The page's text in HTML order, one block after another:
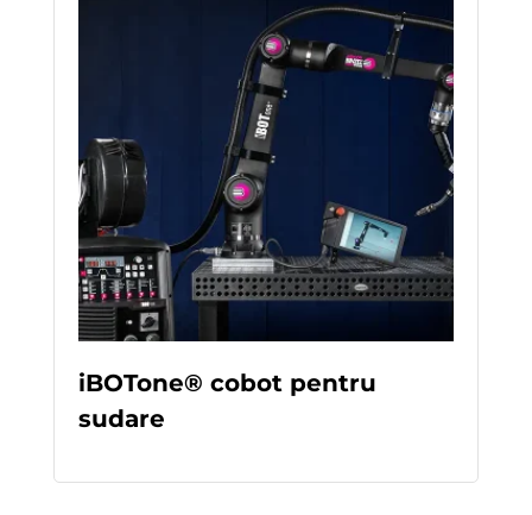
iBOTone® cobot pentru
sudare